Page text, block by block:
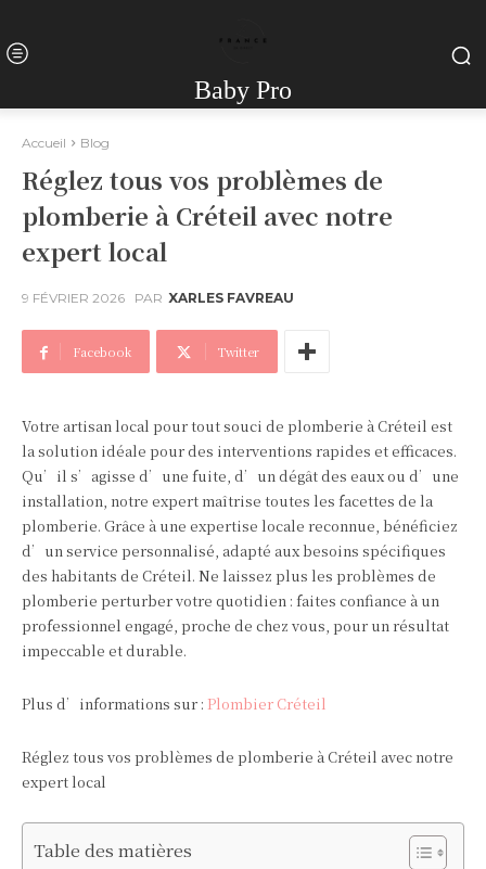
Baby Pro
Accueil Blog
Réglez tous vos problèmes de
plomberie à Créteil avec notre
expert local
9 FÉVRIER 2026 PAR XARLES FAVREAU
Facebook Twitter
Votre artisan local pour tout souci de plomberie à Créteil est
la solution idéale pour des interventions rapides et efficaces.
Qu’il s’agisse d’une fuite, d’un dégât des eaux ou d’une
installation, notre expert maîtrise toutes les facettes de la
plomberie. Grâce à une expertise locale reconnue, bénéficiez
d’un service personnalisé, adapté aux besoins spécifiques
des habitants de Créteil. Ne laissez plus les problèmes de
plomberie perturber votre quotidien : faites confiance à un
professionnel engagé, proche de chez vous, pour un résultat
impeccable et durable.
Plus d’informations sur : Plombier Créteil
Réglez tous vos problèmes de plomberie à Créteil avec notre
expert local
Table des matières